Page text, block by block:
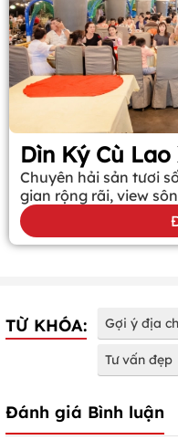
Dìn Ký Cù Lao
Chuyên hải sản tươi
gian rộng rãi, view
TỪ KHÓA: Gợi ý địa
Tư vấn đẹp
Đánh giá Bình luận